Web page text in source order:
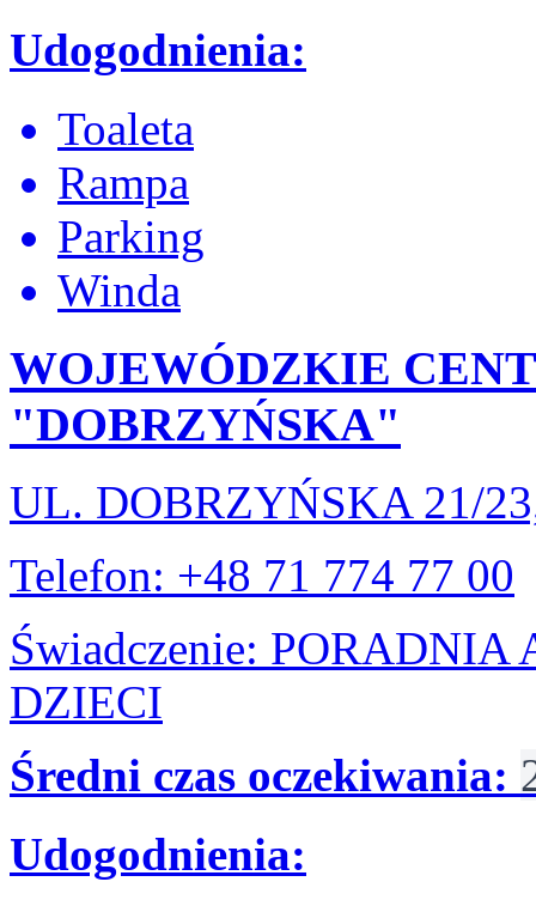
Udogodnienia:
Toaleta
Rampa
Parking
Winda
WOJEWÓDZKIE
"DOBRZYŃSKA"
UL. DOBRZYŃSKA 21/
Telefon: +48 71 774 77 00
Świadczenie:
DZIECI
Średni czas oczekiwania:
Udogodnienia: